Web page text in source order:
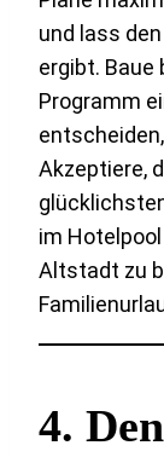
und lass
ergibt.
Programm
Akzeptiere,
im
Altstadt zu
4.